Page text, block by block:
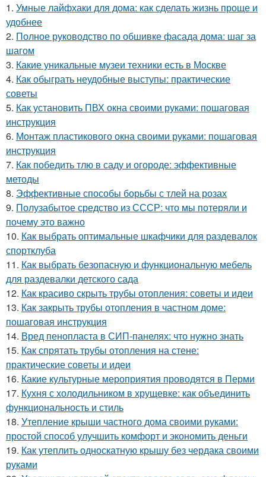
1. Умные лайфхаки для дома: как сделать жизнь проще и
удобнее
2. Полное руководство по обшивке фасада дома: шаг за
шагом
3. Какие уникальные музеи техники есть в Москве
4. Как обыграть неудобные выступы: практические
советы
5. Как установить ПВХ окна своими руками: пошаговая
инструкция
6. Монтаж пластикового окна своими руками: пошаговая
инструкция
7. Как победить тлю в саду и огороде: эффективные
методы
8. Эффективные способы борьбы с тлей на розах
9. Полузабытое средство из СССР: что мы потеряли и
почему это важно
10. Как выбрать оптимальные шкафчики для раздевалок
спортклуба
11. Как выбрать безопасную и функциональную мебель
для раздевалки детского сада
12. Как красиво скрыть трубы отопления: советы и идеи
13. Как закрыть трубы отопления в частном доме:
пошаговая инструкция
14. Вред пенопласта в СИП-панелях: что нужно знать
15. Как спрятать трубы отопления на стене:
практические советы и идеи
16. Какие культурные мероприятия проводятся в Перми
17. Кухня с холодильником в хрущевке: как объединить
функциональность и стиль
18. Утепление крыши частного дома своими руками:
простой способ улучшить комфорт и экономить деньги
19. Как утеплить односкатную крышу без чердака своими
руками